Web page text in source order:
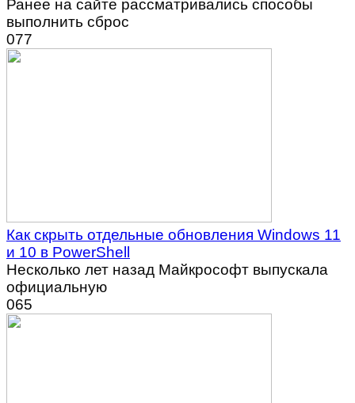
Ранее на сайте рассматривались способы
выполнить сброс
077
Как скрыть отдельные обновления Windows 11
и 10 в PowerShell
Несколько лет назад Майкрософт выпускала
официальную
065